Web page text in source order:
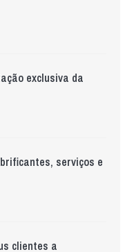
exclusiva da
serviços e
clientes a